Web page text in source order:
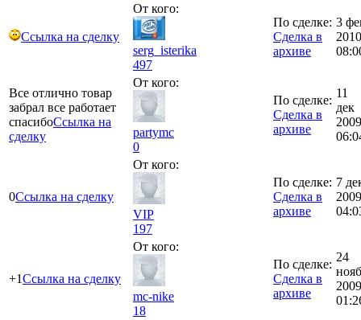
Ссылка на сделку
От кого:
serg_isterika
497
По сделке:
Сделка в
архиве
3
2010
Все отлично товар
забрал все работает
спасибоСсылка на
сделку
От кого:
partymc
0
По сделке:
Сделка в
архиве
11
дек
2009
0Ссылка на сделку
От кого:
VIP
197
По сделке:
Сделка в
архиве
7
2009
+1Ссылка на сделку
От кого:
mc-nike
18
По сделке:
Сделка в
архиве
24
нояб
2009